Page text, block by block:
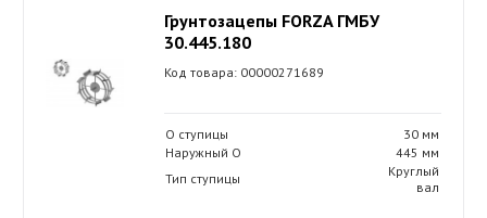
Грунтозацепы FORZA ГМБУ
30.445.180
Код товара: 00000271689
O ступицы
30 мм
Наружный O
445 мм
Тип ступицы
Круглый
вал